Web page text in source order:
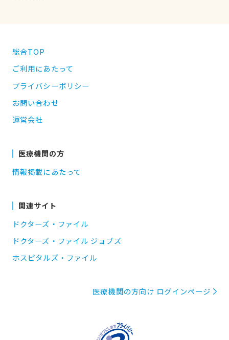
総合TOP
ご利用にあたって
プライバシーポリシー
お問い合わせ
運営会社
医療機関の方
情報掲載にあたって
関連サイト
ドクターズ・ファイル
ドクターズ・ファイル ジョブズ
ホスピタルズ・ファイル
医療機関の方向け ログインページ